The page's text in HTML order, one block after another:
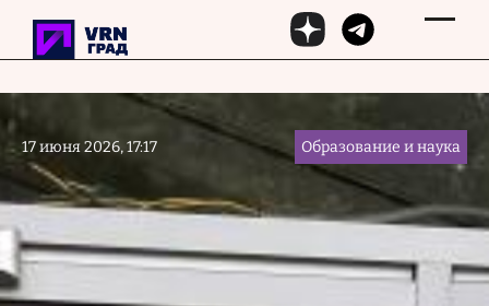
Перейти к основному содержанию
17 июня 2026, 17:17 Образование и наука